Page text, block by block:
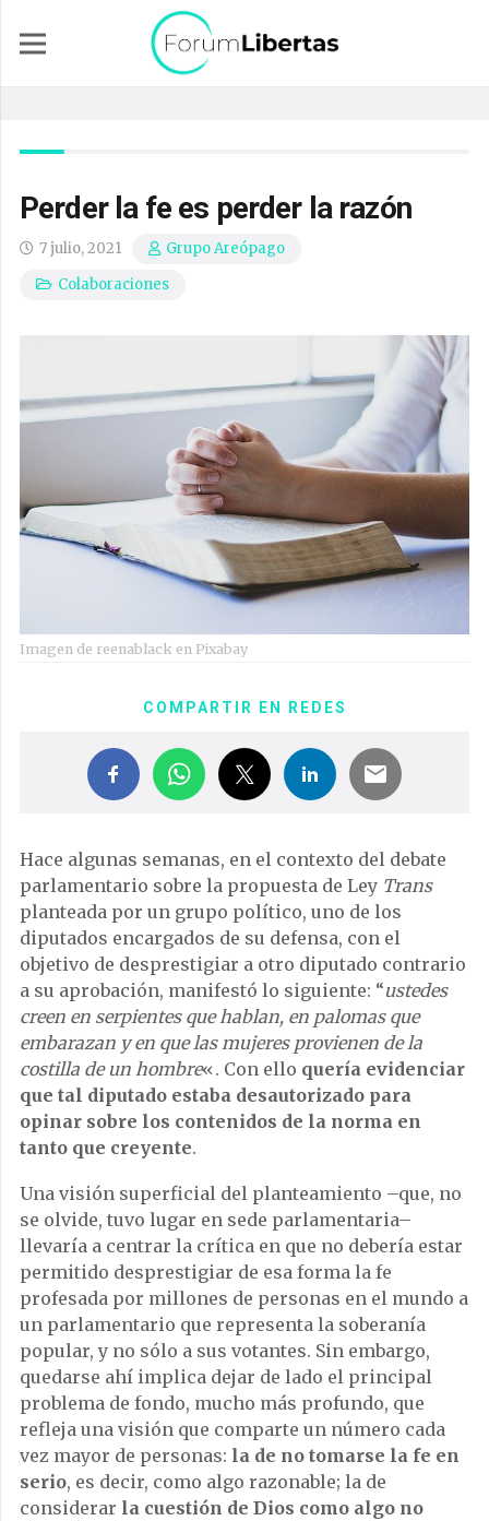
Perder la fe es perder la razón
7 julio, 2021
Grupo Areópago
Colaboraciones
Imagen de reenablack en Pixabay
COMPARTIR EN REDES
Hace algunas semanas, en el contexto del debate
parlamentario sobre la propuesta de Ley Trans
planteada por un grupo político, uno de los
diputados encargados de su defensa, con el
objetivo de desprestigiar a otro diputado contrario
a su aprobación, manifestó lo siguiente: “ustedes
creen en serpientes que hablan, en palomas que
embarazan y en que las mujeres provienen de la
costilla de un hombre«. Con ello quería evidenciar
que tal diputado estaba desautorizado para
opinar sobre los contenidos de la norma en
tanto que creyente.
Una visión superficial del planteamiento –que, no
se olvide, tuvo lugar en sede parlamentaria–
llevaría a centrar la crítica en que no debería estar
permitido desprestigiar de esa forma la fe
profesada por millones de personas en el mundo a
un parlamentario que representa la soberanía
popular, y no sólo a sus votantes. Sin embargo,
quedarse ahí implica dejar de lado el principal
problema de fondo, mucho más profundo, que
refleja una visión que comparte un número cada
vez mayor de personas: la de no tomarse la fe en
serio, es decir, como algo razonable; la de
considerar la cuestión de Dios como algo no